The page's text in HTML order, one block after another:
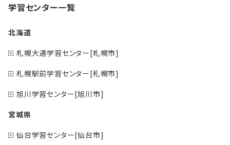
学習センター一覧
北海道
札幌大通学習センター[札幌市]
札幌駅前学習センター[札幌市]
旭川学習センター[旭川市]
宮城県
仙台学習センター[仙台市]